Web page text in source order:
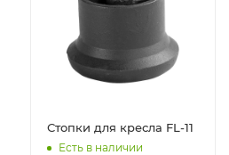
Стопки для кресла FL-11
Есть в наличии